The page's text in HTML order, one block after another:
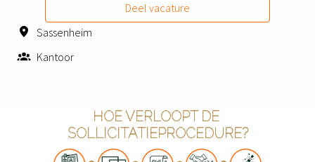
Deel vacature
Sassenheim
Kantoor
HOE VERLOOPT DE
SOLLICITATIEPROCEDURE?